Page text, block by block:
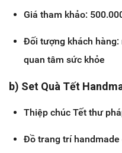
Giá tham khảo:
Đối tượng khách
quan tâm sức khỏe
b) Set Quà Tết
Thiệp chúc Tết thư
Đồ trang trí handmade